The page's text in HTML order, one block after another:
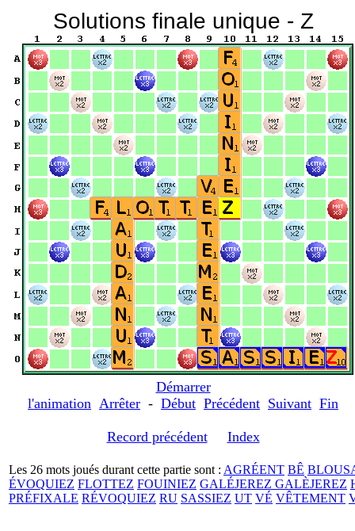
Solutions finale unique - Z
Démarrer
l'animation Arrêter - Début Précédent Suivant Fin
Record précédent Index
Les 26 mots joués durant cette partie sont : AGRÉENT BÊ
ÉVOQUIEZ FLOTTEZ FOUINIEZ GALÉJEREZ GALÈJEREZ
PRÉFIXALE RÉVOQUIEZ RU SASSIEZ UT VÉ VÊTEMENT